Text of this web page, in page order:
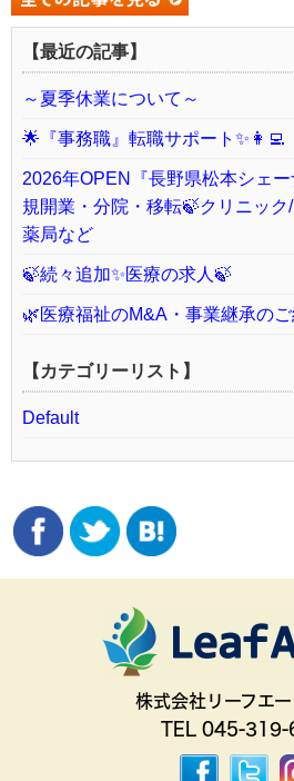
【最近の記事】
～夏季休業について～
🌟『事務職』転職サポート✨👩‍💻
2026年OPEN『長野県松本シェ
規開業・分院・移転🍃クリニッ
薬局など
🍃続々追加✨医療の求人🍃
🌿医療福祉のM&A・事業継承の
【カテゴリーリスト】
Default
株式会社リーフエ
TEL 045-319-